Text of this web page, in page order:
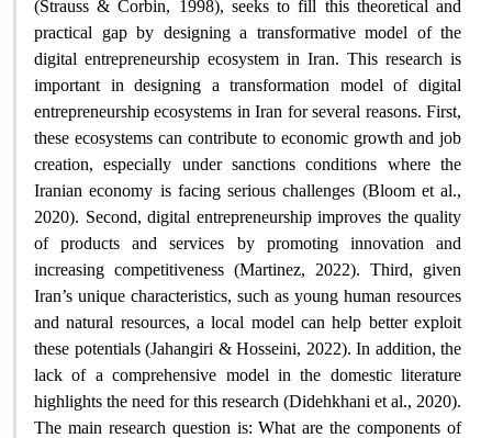
(Strauss & Corbin, 1998), seeks to fill this theoretical and
practical gap by designing a transformative model of the
digital entrepreneurship ecosystem in Iran. This research is
important in designing a transformation model of digital
entrepreneurship ecosystems in Iran for several reasons. First,
these ecosystems can contribute to economic growth and job
creation, especially under sanctions conditions where the
Iranian economy is facing serious challenges (Bloom et al.,
2020). Second, digital entrepreneurship improves the quality
of products and services by promoting innovation and
increasing competitiveness (Martinez, 2022). Third, given
Iran’s unique characteristics, such as young human resources
and natural resources, a local model can help better exploit
these potentials (Jahangiri & Hosseini, 2022). In addition, the
lack of a comprehensive model in the domestic literature
highlights the need for this research (Didehkhani et al., 2020).
The main research question is: What are the components of